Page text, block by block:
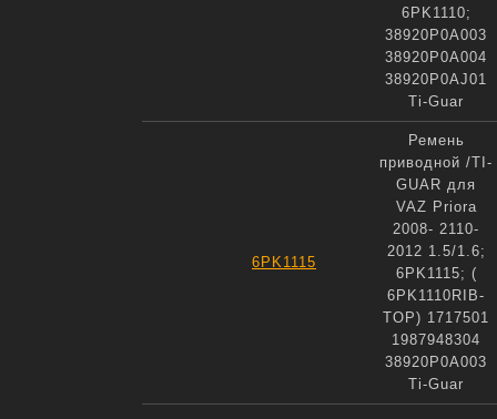
6PK1110;
38920P0A003
38920P0A004
38920P0AJ01
Ti-Guar
6PK1115
Ремень
приводной /TI-
GUAR для
VAZ Priora
2008- 2110-
2012 1.5/1.6;
6PK1115; (
6PK1110RIB-
TOP) 1717501
1987948304
38920P0A003
Ti-Guar